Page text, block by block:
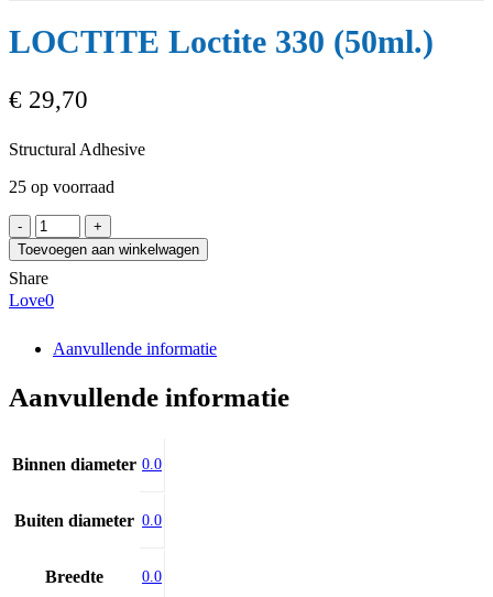
LOCTITE Loctite 330 (50ml.)
€ 29,70
Structural Adhesive
25 op voorraad
LOCTITE
Loctite
330
(50ml.)
aantal
Toevoegen aan winkelwagen
Share
Love0
Aanvullende informatie
Aanvullende informatie
Binnen diameter 0.0
Buiten diameter 0.0
Breedte 0.0